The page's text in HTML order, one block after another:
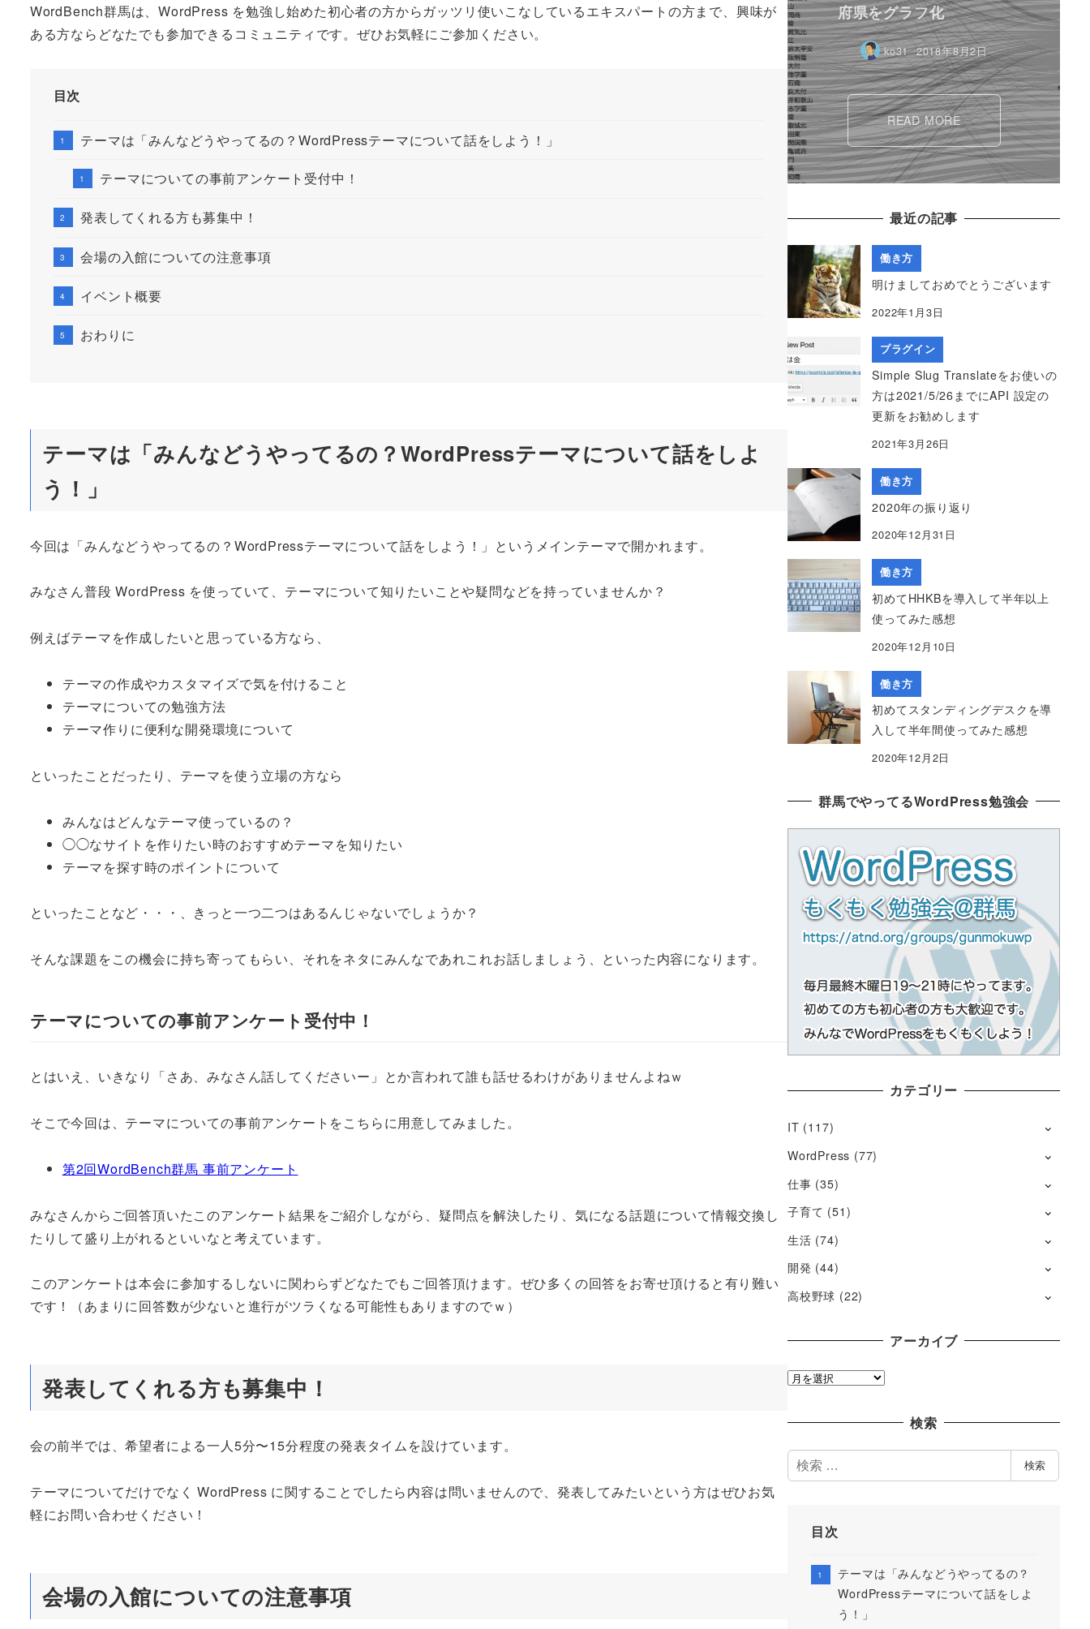
WordBench群馬は、WordPress を勉強し始めた初心者の方からガッツリ使いこなしているエキスパートの方まで、興味が
ある方ならどなたでも参加できるコミュニティです。ぜひお気軽にご参加ください。
目次
テーマは「みんなどうやってるの？WordPressテーマについて話をしよう！」
テーマについての事前アンケート受付中！
発表してくれる方も募集中！
会場の入館についての注意事項
イベント概要
おわりに
テーマは「みんなどうやってるの？WordPressテーマについて話をしよ
う！」
今回は「みんなどうやってるの？WordPressテーマについて話をしよう！」というメインテーマで開かれます。
みなさん普段 WordPress を使っていて、テーマについて知りたいことや疑問などを持っていませんか？
例えばテーマを作成したいと思っている方なら、
テーマの作成やカスタマイズで気を付けること
テーマについての勉強方法
テーマ作りに便利な開発環境について
といったことだったり、テーマを使う立場の方なら
みんなはどんなテーマ使っているの？
◯◯なサイトを作りたい時のおすすめテーマを知りたい
テーマを探す時のポイントについて
といったことなど・・・、きっと一つ二つはあるんじゃないでしょうか？
そんな課題をこの機会に持ち寄ってもらい、それをネタにみんなであれこれお話しましょう、といった内容になります。
テーマについての事前アンケート受付中！
とはいえ、いきなり「さあ、みなさん話してくださいー」とか言われて誰も話せるわけがありませんよねｗ
そこで今回は、テーマについての事前アンケートをこちらに用意してみました。
第2回WordBench群馬 事前アンケート
みなさんからご回答頂いたこのアンケート結果をご紹介しながら、疑問点を解決したり、気になる話題について情報交換し
たりして盛り上がれるといいなと考えています。
このアンケートは本会に参加するしないに関わらずどなたでもご回答頂けます。ぜひ多くの回答をお寄せ頂けると有り難い
です！（あまりに回答数が少ないと進行がツラくなる可能性もありますのでｗ）
発表してくれる方も募集中！
会の前半では、希望者による一人5分〜15分程度の発表タイムを設けています。
テーマについてだけでなく WordPress に関することでしたら内容は問いませんので、発表してみたいという方はぜひお気
軽にお問い合わせください！
会場の入館についての注意事項
府県をグラフ化
ko31 2018年8月2日
READ MORE
最近の記事
働き方
明けましておめでとうございます
2022年1月3日
プラグイン
Simple Slug Translateをお使いの
方は2021/5/26までにAPI 設定の
更新をお勧めします
2021年3月26日
働き方
2020年の振り返り
2020年12月31日
働き方
初めてHHKBを導入して半年以上
使ってみた感想
2020年12月10日
働き方
初めてスタンディングデスクを導
入して半年間使ってみた感想
2020年12月2日
群馬でやってるWordPress勉強会
カテゴリー
IT (117)
WordPress (77)
仕事 (35)
子育て (51)
生活 (74)
開発 (44)
高校野球 (22)
アーカイブ
ア
ブ
検索
検
索
検索
目次
テーマは「みんなどうやってるの？
WordPressテーマについて話をしよ
う！」